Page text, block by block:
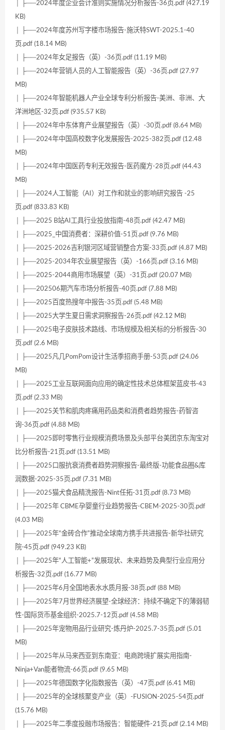
│ ├──2024年度企业会计准则实施情况分析报告-36页.pdf (427.19
KB)
│ ├──2024年度苏州写字楼市场报告-施沃特SWT-2025.1-40
页.pdf (18.14 MB)
│ ├──2024年女足报告（英）-36页.pdf (11.19 MB)
│ ├──2024年营销人员的人工智能报告（英）-36页.pdf (27.97
MB)
│ ├──2024年智能机器人产业全球专利分析报告-美洲、非洲、大
洋洲地区-32页.pdf (935.57 KB)
│ ├──2024年中东体育产业展望报告（英）-30页.pdf (8.64 MB)
│ ├──2024年中国高校数字化发展报告-2025-382页.pdf (12.48
MB)
│ ├──2024年中国医药专利无效报告-医药魔方-28页.pdf (44.43
MB)
│ ├──2024人工智能（AI）对工作和就业的影响研究报告 -25
页.pdf (833.83 KB)
│ ├──2025 B站AI工具行业投放指南-48页.pdf (42.47 MB)
│ ├──2025_中国消费者：深耕价值-51页.pdf (9.76 MB)
│ ├──2025-2026吉利银河区域营销整合方案-33页.pdf (4.87 MB)
│ ├──2025-2034年农业展望报告（英）-166页.pdf (3.16 MB)
│ ├──2025-2044商用市场展望（英）-31页.pdf (20.07 MB)
│ ├──202506期汽车市场分析报告-40页.pdf (7.88 MB)
│ ├──2025百度热搜年中报告-35页.pdf (5.48 MB)
│ ├──2025大学生夏日需求洞察报告-26页.pdf (42.12 MB)
│ ├──2025电子皮肤技术路线、市场规模及相关标的分析报告-30
页.pdf (2.6 MB)
│ ├──2025凡几PomPom设计生活季招商手册-53页.pdf (24.06
MB)
│ ├──2025工业互联网面向应用的确定性技术总体框架蓝皮书-43
页.pdf (2.33 MB)
│ ├──2025关节和肌肉疼痛用药品类和消费者趋势报告-药智咨
询-36页.pdf (4.88 MB)
│ ├──2025即时零售行业规模消费场景及头部平台美团京东淘宝对
比分析报告-21页.pdf (13.51 MB)
│ ├──2025口服抗衰消费者趋势洞察报告-最终版-功能食品圈&库
润数据-2025-35页.pdf (7.31 MB)
│ ├──2025猫犬食品精洗报告-Nint任拓-31页.pdf (8.73 MB)
│ ├──2025年 CBME孕婴童行业趋势报告-CBEM-2025-30页.pdf
(4.03 MB)
│ ├──2025年“金砖合作”推动全球南方携手共进报告-新华社研究
院-45页.pdf (949.23 KB)
│ ├──2025年“人工智能+”发展现状、未来趋势及典型行业应用分
析报告-32页.pdf (16.77 MB)
│ ├──2025年6月全国地表水水质月报-38页.pdf (88 MB)
│ ├──2025年7月世界经济展望-全球经济：持续不确定下的薄弱韧
性-国际货币基金组织-2025.7-12页.pdf (4.58 MB)
│ ├──2025年宠物用品行业研究-炼丹炉-2025.7-35页.pdf (5.01
MB)
│ ├──2025年从马来西亚到东南亚：电商跨境扩展实用指南-
Ninja+Van能者物流-66页.pdf (9.65 MB)
│ ├──2025年德国数字化指数报告（英）-47页.pdf (6.41 MB)
│ ├──2025年的全球核聚变产业（英）-FUSION-2025-54页.pdf
(15.76 MB)
│ ├──2025年二季度投融市场报告：智能硬件-21页.pdf (2.14 MB)